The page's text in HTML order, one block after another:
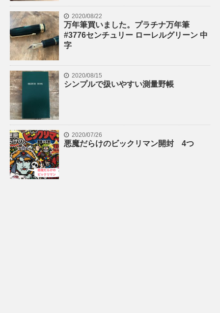
2020/08/22
万年筆買いました。プラチナ万年筆
#3776センチュリー ローレルグリーン 中
字
2020/08/15
シンプルで扱いやすい測量野帳
2020/07/26
悪魔だらけのビックリマン開封 4つ